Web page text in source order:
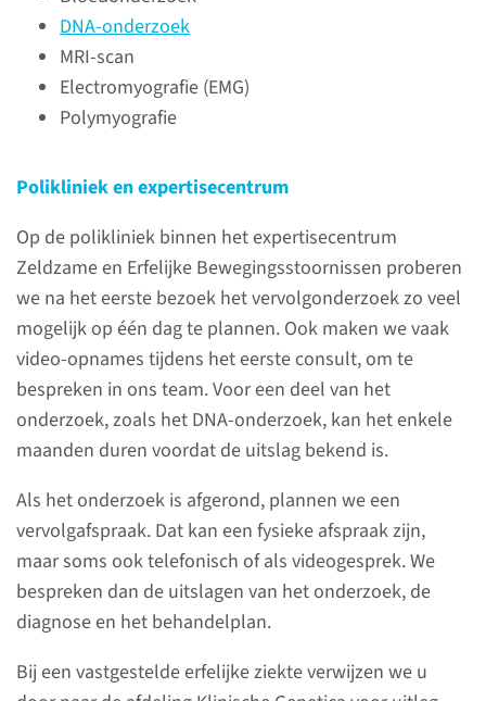
DNA-onderzoek
MRI-scan
Electromyografie (EMG)
Polymyografie
Polikliniek en expertisecentrum
Op de polikliniek binnen het expertisecentrum
Zeldzame en Erfelijke Bewegingsstoornissen proberen
we na het eerste bezoek het vervolgonderzoek zo veel
mogelijk op één dag te plannen. Ook maken we vaak
video-opnames tijdens het eerste consult, om te
bespreken in ons team. Voor een deel van het
onderzoek, zoals het DNA-onderzoek, kan het enkele
maanden duren voordat de uitslag bekend is.
Als het onderzoek is afgerond, plannen we een
vervolgafspraak. Dat kan een fysieke afspraak zijn,
maar soms ook telefonisch of als videogesprek. We
bespreken dan de uitslagen van het onderzoek, de
diagnose en het behandelplan.
Bij een vastgestelde erfelijke ziekte verwijzen we u
De neuroloog bekijkt eerst of
sprake is van dystonie. Als u
last hebt van overmatig actieve
spieren, krampen en
namelijk ook een andere
lees meer
Behandeling
Bij een verworven dystonie
bekijken we eerst of we de
oorzaak van de dystonie
kunnen aanpakken, zoals het
stoppen van een medicijn
waarvan de dystonie een
van idiopathische, genetische